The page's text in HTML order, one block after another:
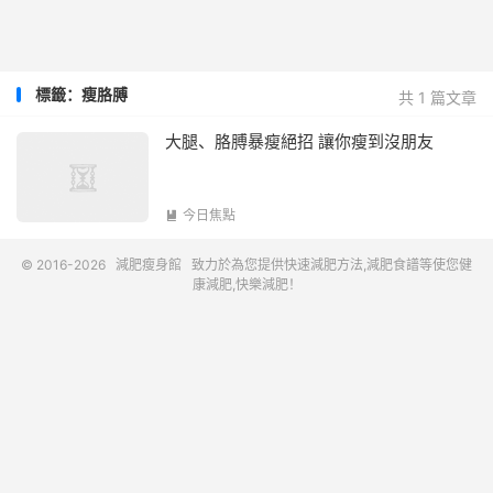
共 1 篇文章
標籤：瘦胳膊
大腿、胳膊暴瘦絕招 讓你瘦到沒朋友
 今日焦點
© 2016-2026 減肥瘦身館 致力於為您提供快速減肥方法,減肥食譜等使您健
康減肥,快樂減肥！